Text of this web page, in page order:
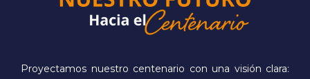
Proyectamos nuestro centenario con una visión clara: